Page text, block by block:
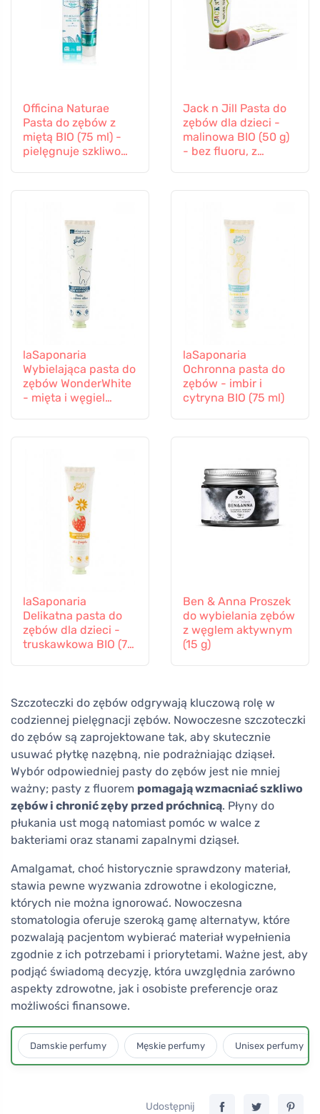
Officina Naturae
Pasta do zębów z
miętą BIO (75 ml) -
pielęgnuje szkliwo
Jack n Jill Pasta do
zębów dla dzieci -
malinowa BIO (50 g)
- bez fluoru, z
laSaponaria
Wybielająca pasta do
zębów WonderWhite
- mięta i węgiel
laSaponaria
Ochronna pasta do
zębów - imbir i
cytryna BIO (75 ml)
laSaponaria
Delikatna pasta do
zębów dla dzieci -
truskawkowa BIO (75
Ben & Anna Proszek
do wybielania zębów
z węglem aktywnym
(15 g)
Szczoteczki do zębów odgrywają kluczową rolę w
codziennej pielęgnacji zębów. Nowoczesne szczoteczki
do zębów są zaprojektowane tak, aby skutecznie
usuwać płytkę nazębną, nie podrażniając dziąseł.
Wybór odpowiedniej pasty do zębów jest nie mniej
ważny; pasty z fluorem pomagają wzmacniać szkliwo
zębów i chronić zęby przed próchnicą. Płyny do
płukania ust mogą natomiast pomóc w walce z
bakteriami oraz stanami zapalnymi dziąseł.
Amalgamat, choć historycznie sprawdzony materiał,
stawia pewne wyzwania zdrowotne i ekologiczne,
których nie można ignorować. Nowoczesna
stomatologia oferuje szeroką gamę alternatyw, które
pozwalają pacjentom wybierać materiał wypełnienia
zgodnie z ich potrzebami i priorytetami. Ważne jest, aby
podjąć świadomą decyzję, która uwzględnia zarówno
aspekty zdrowotne, jak i osobiste preferencje oraz
możliwości finansowe.
Damskie perfumy Męskie perfumy Unisex perfumy
Udostępnij